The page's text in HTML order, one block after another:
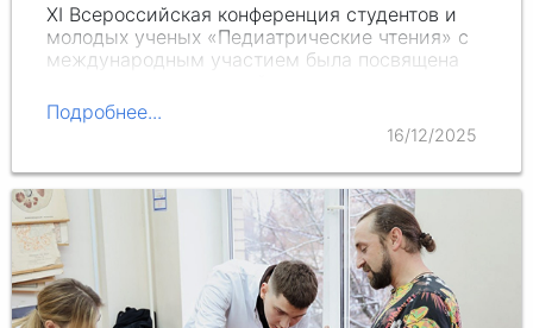
XI Всероссийская конференция студентов и
молодых ученых «Педиатрические чтения» с
международным участием была посвящена
педиатров Александра Алексеевича
Колтыпина, Дмитрия Дмитриевича…
Подробнее...
16/12/2025